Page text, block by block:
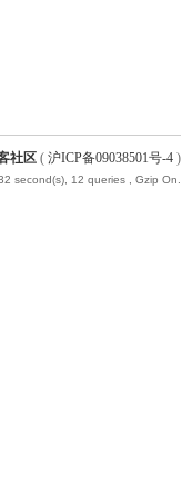
社区 ( 沪ICP备09038501号-4 )
second(s), 12 queries , Gzip On.